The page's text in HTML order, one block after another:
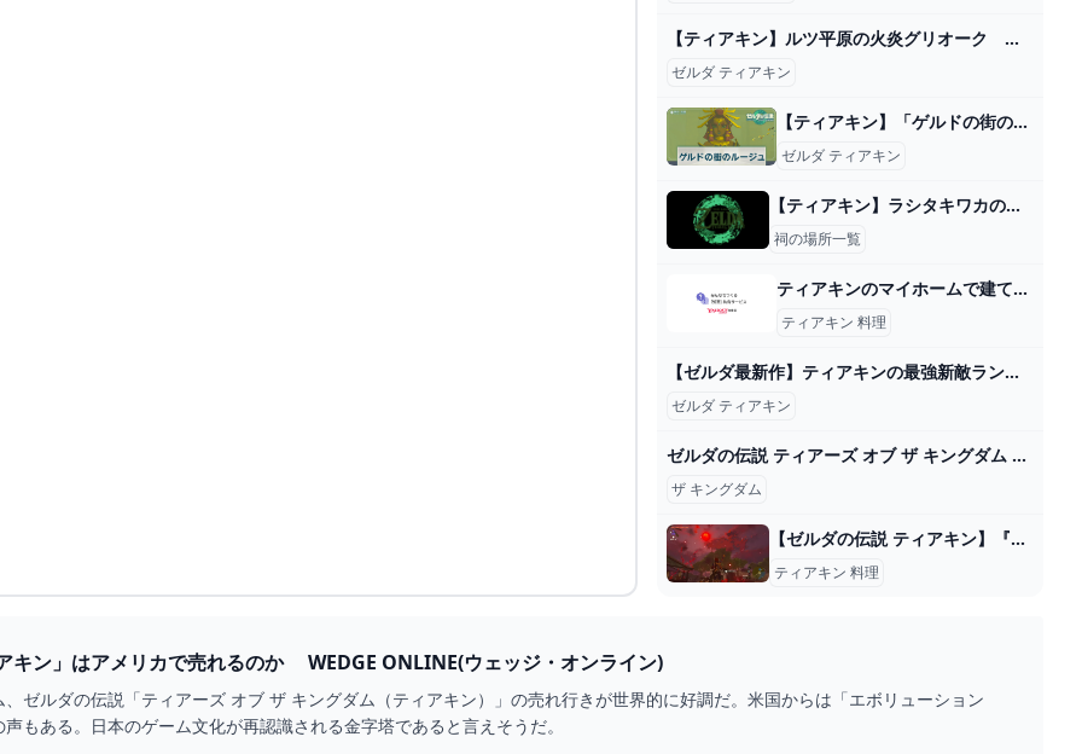
【ティアキン】ルツ平原の火炎グリオーク ゼルダの伝説ティアーズオブザキングダム #ゼルダの伝説 #ティアキン #zelda #shorts - YouTube
ゼルダ ティアキン
【ティアキン】「ゲルドの街のルージュ」の攻略チャート【ゼルダの伝説ティアーズオブザキングダム】 - 神ゲー攻略
ゼルダ ティアキン
【ティアキン】ラシタキワカの祠攻略と宝箱｜一身の戦い 操縦【ゼルダの伝説ティアーズオブザキングダム】
祠の場所一覧
ティアキンのマイホームで建てることができる料理の部屋って一度鍋に火をつ... - Yahoo!知恵袋
ティアキン 料理
【ゼルダ最新作】ティアキンの最強新敵ランキング【ゼルダの伝説ティアーズオブザキングダム】【Totk】 - YouTube
ゼルダ ティアキン
ゼルダの伝説 ティアーズ オブ ザ キングダム ラスボスと真エンディング「UHD60fps４Ｋ」見るゲーム。 - YouTube
ザ キングダム
【ゼルダの伝説 ティアキン】『赤い月』の発生を遅らせる方法【お役立ち小ネタ】 GAME魂.com
ティアキン 料理
キン」はアメリカで売れるのか WEDGE ONLINE(ウェッジ・オンライン)
ゼルダの伝説「ティアーズ オブ ザ キングダム（ティアキン）」の売れ行きが世界的に好調だ。米国からは「エボリューション
もある。日本のゲーム文化が再認識される金字塔であると言えそうだ。